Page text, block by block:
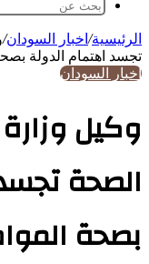
الرئيسية/ اخبار السودان/
تجسد اهتمام الدولة
اخبار السودان
وكيل
الصحة
بصحة